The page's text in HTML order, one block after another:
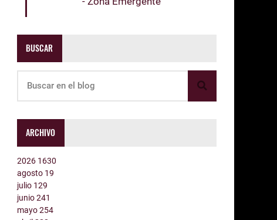
BUSCAR
ARCHIVO
2026 1630
agosto 19
julio 129
junio241
mayo254